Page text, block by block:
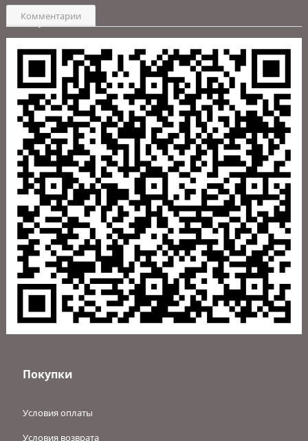
Комментарии
Адрес:
Пункт выдачи: г. Южно-Сахалинск
Центр Напольных Покрытий ИнтерьерПол ул. Карпатская,
9а
WhatsApp:+7 (999) 082-75-94
Telegram:+7 (999) 082-75-94
Почта:info-intpol@mail.ru
Политика в отношении обработки персональных данных на
сайте intpol.ru
Магазин
Личный кабинет
Каталог
Услуги
Новости и акции
Покупки
Условия оплаты
Условия возврата